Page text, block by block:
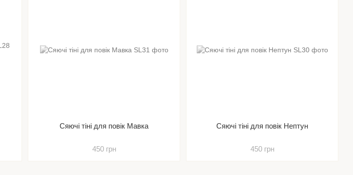
Сяючі тіні для повік Мавка
450 грн
Сяючі тіні для повік Нептун
450 грн